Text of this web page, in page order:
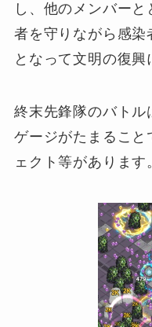
し、他のメンバー
者を守りながら感
となって文明の復興
終末先鋒隊のバトル
ゲージがたまること
ェクト等があります